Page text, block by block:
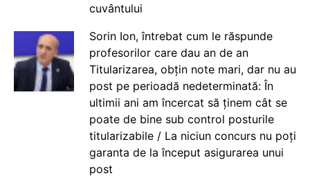
cuvântului
Sorin Ion, întrebat cum le răspunde
profesorilor care dau an de an
Titularizarea, obțin note mari, dar nu au
post pe perioadă nedeterminată: În
ultimii ani am încercat să ținem cât se
poate de bine sub control posturile
titularizabile / La niciun concurs nu poți
garanta de la început asigurarea unui
post